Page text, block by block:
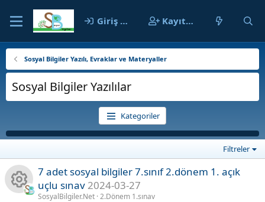
Giriş yap Kayıt ol
Sosyal Bilgiler Yazılı, Evraklar ve Materyaller
Sosyal Bilgiler Yazılılar
Kategoriler
Filtreler
7 adet sosyal bilgiler 7.sınıf 2.dönem 1. açık
uçlu sınav 2024-03-27
SosyalBilgiler.Net 2.Dönem 1.sınav